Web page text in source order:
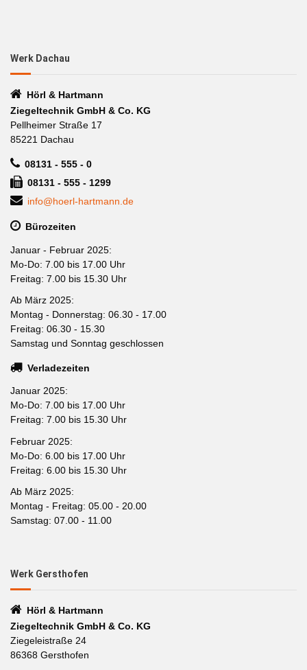
Werk Dachau
Hörl & Hartmann
Ziegeltechnik GmbH & Co. KG
Pellheimer Straße 17
85221 Dachau
08131 - 555 - 0
08131 - 555 - 1299
info@hoerl-hartmann.de
Bürozeiten
Januar - Februar 2025:
Mo-Do: 7.00 bis 17.00 Uhr
Freitag: 7.00 bis 15.30 Uhr
Ab März 2025:
Montag - Donnerstag: 06.30 - 17.00
Freitag: 06.30 - 15.30
Samstag und Sonntag geschlossen
Verladezeiten
Januar 2025:
Mo-Do: 7.00 bis 17.00 Uhr
Freitag: 7.00 bis 15.30 Uhr
Februar 2025:
Mo-Do: 6.00 bis 17.00 Uhr
Freitag: 6.00 bis 15.30 Uhr
Ab März 2025:
Montag - Freitag: 05.00 - 20.00
Samstag: 07.00 - 11.00
Werk Gersthofen
Hörl & Hartmann
Ziegeltechnik GmbH & Co. KG
Ziegeleistraße 24
86368 Gersthofen